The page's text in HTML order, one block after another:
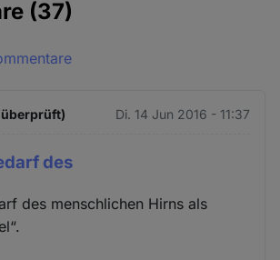
(37)
Di. 14 Jun 2016 - 11:37
des
des menschlichen Hirns als